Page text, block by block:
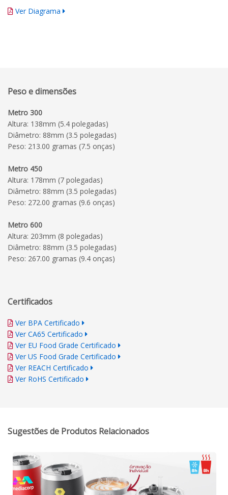
Ver Diagrama
Peso e dimensões
Metro 300
Altura: 138mm (5.4 polegadas)
Diâmetro: 88mm (3.5 polegadas)
Peso: 213.00 gramas (7.5 onças)
Metro 450
Altura: 178mm (7 polegadas)
Diâmetro: 88mm (3.5 polegadas)
Peso: 272.00 gramas (9.6 onças)
Metro 600
Altura: 203mm (8 polegadas)
Diâmetro: 88mm (3.5 polegadas)
Peso: 267.00 gramas (9.4 onças)
Certificados
Ver BPA Certificado
Ver CA65 Certificado
Ver EU Food Grade Certificado
Ver US Food Grade Certificado
Ver REACH Certificado
Ver RoHS Certificado
Sugestões de Produtos Relacionados